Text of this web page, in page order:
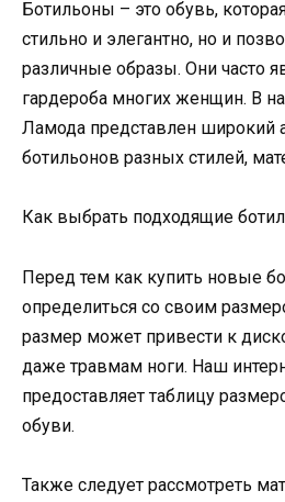
Ботильоны – это обувь,
стильно и элегантно, но и
различные образы. Они часто
гардероба многих женщин. В
Ламода представлен широкий
ботильонов разных стилей,
Как выбрать подходящие
Перед тем как купить новые
определиться со своим
размер может привести к
даже травмам ноги. Наш
предоставляет таблицу
обуви.
Также следует рассмотреть